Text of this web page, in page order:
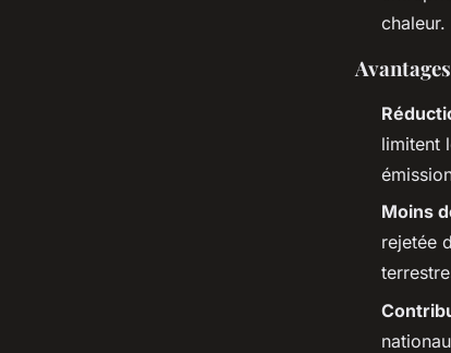
chaleur.
limitent
Moins
rejetée